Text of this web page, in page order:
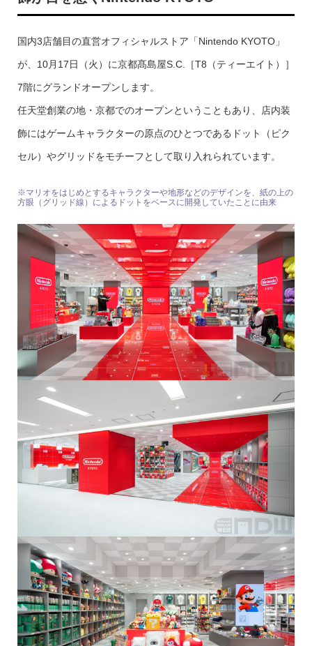
国内3店舗目の直営オフィシャルストア「Nintendo KYOTO」
が、10月17日（火）に京都髙島屋S.C.［T8（ティーエイト）］
7階にグランドオープンします。
任天堂創業の地・京都でのオープンということもあり、店内装
飾にはゲームキャラクターの原点のひとつであるドット（ピク
セル）やグリッドをモチーフとして取り入れられています。
※マリオをはじめとするキャラクターや地形などのデザインを、紙の上の
方眼（グリッド線）によるドットをベースに開発していたことに由来